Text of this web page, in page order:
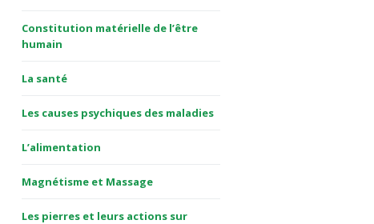
Constitution matérielle de l’être
humain
La santé
Les causes psychiques des maladies
L’alimentation
Magnétisme et Massage
Les pierres et leurs actions sur